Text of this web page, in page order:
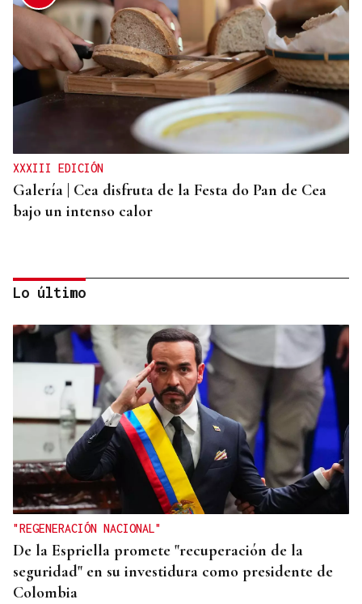
XXXIII EDICIÓN
Galería | Cea disfruta de la Festa do Pan de Cea
bajo un intenso calor
Lo último
"REGENERACIÓN NACIONAL"
De la Espriella promete "recuperación de la
seguridad" en su investidura como presidente de
Colombia